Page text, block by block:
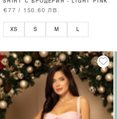
SHIRT С БРОДЕРИЯ - LIGHT PINK
€77 / 150.60 ЛВ.
XS S M